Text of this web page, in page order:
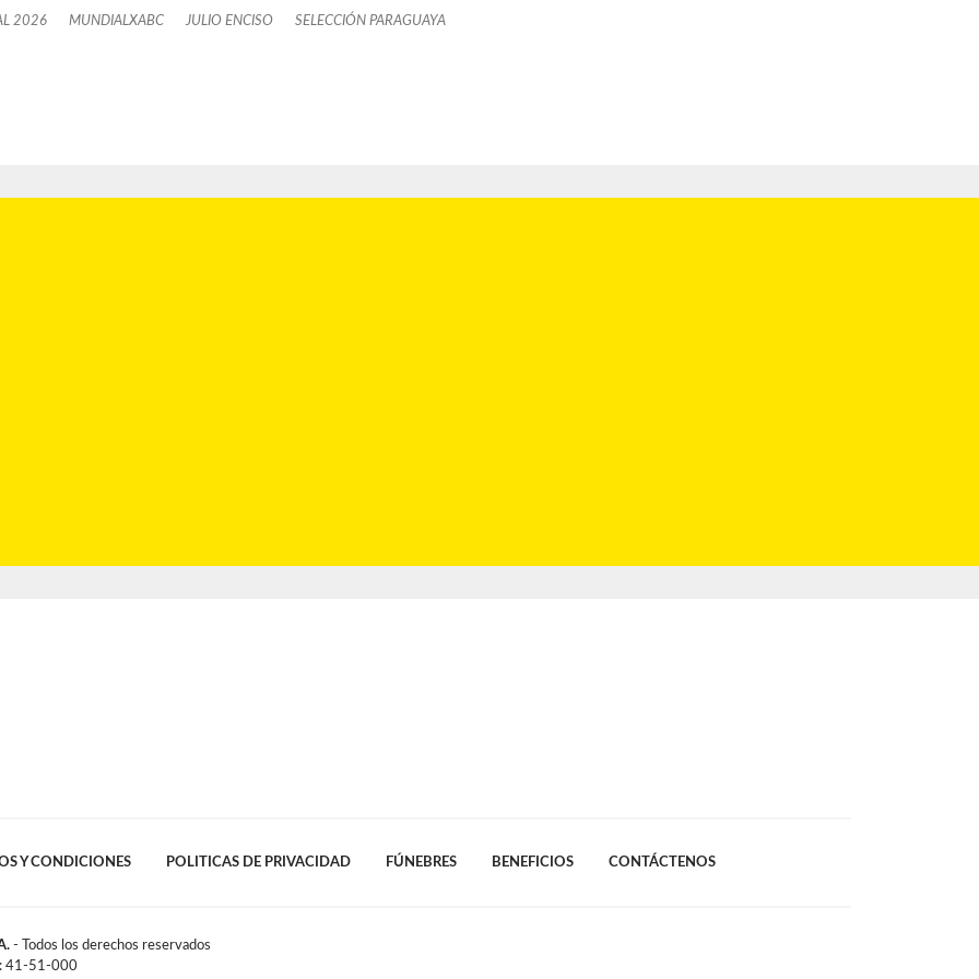
2026 MUNDIALXABC JULIO ENCISO SELECCIÓN PARAGUAYA
Y CONDICIONES POLITICAS DE PRIVACIDAD FÚNEBRES BENEFICIOS CONTÁCTENOS
- Todos los derechos reservados
41-51-000